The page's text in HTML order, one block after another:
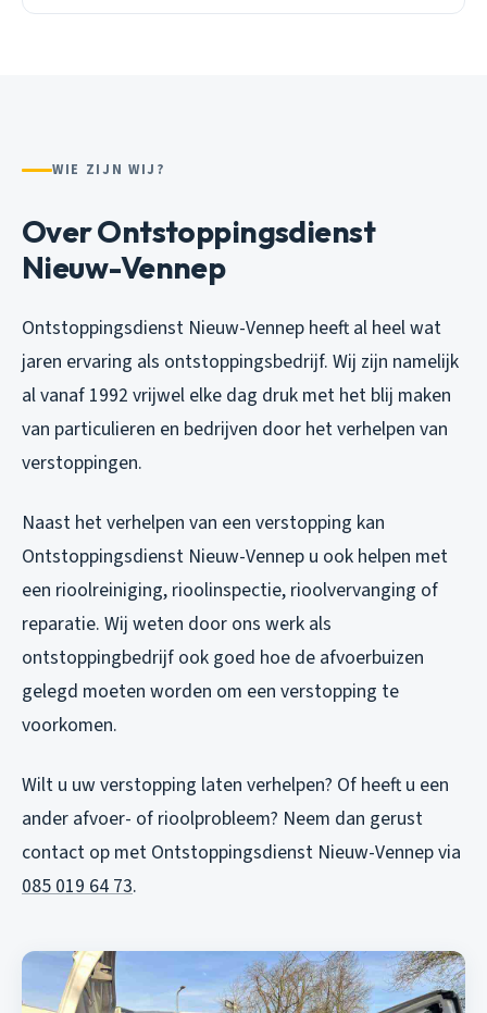
WIE ZIJN WIJ?
Over Ontstoppingsdienst
Nieuw-Vennep
Ontstoppingsdienst Nieuw-Vennep heeft al heel wat
jaren ervaring als ontstoppingsbedrijf. Wij zijn namelijk
al vanaf 1992 vrijwel elke dag druk met het blij maken
van particulieren en bedrijven door het verhelpen van
verstoppingen.
Naast het verhelpen van een verstopping kan
Ontstoppingsdienst Nieuw-Vennep u ook helpen met
een rioolreiniging, rioolinspectie, rioolvervanging of
reparatie. Wij weten door ons werk als
ontstoppingbedrijf ook goed hoe de afvoerbuizen
gelegd moeten worden om een verstopping te
voorkomen.
Wilt u uw verstopping laten verhelpen? Of heeft u een
ander afvoer- of rioolprobleem? Neem dan gerust
contact op met Ontstoppingsdienst Nieuw-Vennep via
085 019 64 73.